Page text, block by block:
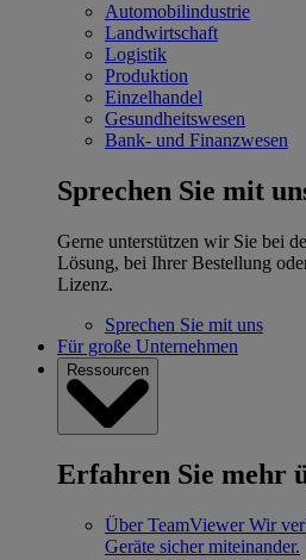
Automobilindustrie
Landwirtschaft
Logistik
Produktion
Einzelhandel
Gesundheitswesen
Bank- und Finanzwesen
Sprechen Sie mit
Gerne unterstützen wir Sie bei
Lösung, bei Ihrer Bestellung
Lizenz.
Sprechen Sie mit uns
Für große Unternehmen
Ressourcen
Erfahren Sie mehr
Über TeamViewer Wir
Geräte sicher miteinander.